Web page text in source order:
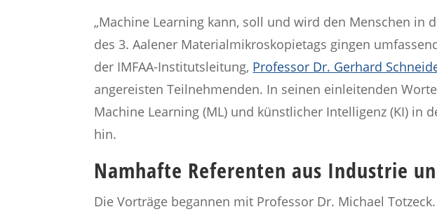
„Machine Learning kann, soll und wird den Menschen in
des 3. Aalener Materialmikroskopietags gingen
der IMFAA-Institutsleitung, Professor Dr. Gerhard
angereisten Teilnehmenden. In seinen einleitenden
Machine Learning (ML) und künstlicher Intelligenz (KI) in
hin.
Namhafte Referenten aus Industrie
Die Vorträge begannen mit Professor Dr. Michael